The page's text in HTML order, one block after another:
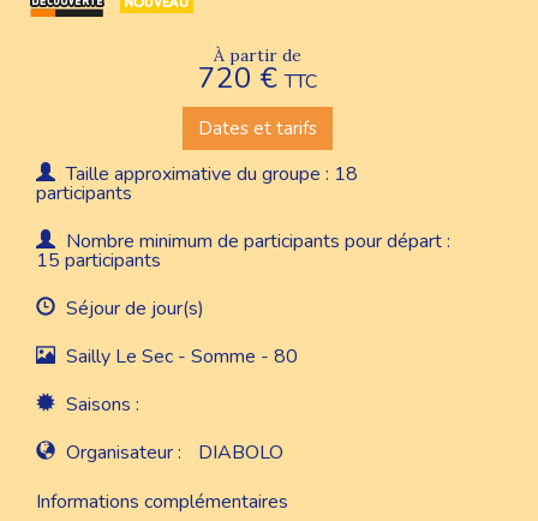
À partir de
720 €TTC
Dates et tarifs
Taille approximative du groupe : 18
participants
Nombre minimum de participants pour départ :
15 participants
Séjour de jour(s)
Sailly Le Sec - Somme - 80
Saisons :
Organisateur :
DIABOLO
Informations complémentaires